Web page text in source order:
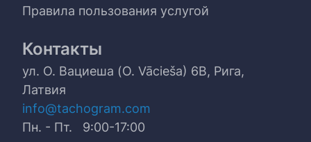
Правила пользования услугой
Контакты
ул. О. Вациеша (O. Vācieša) 6B, Рига,
Латвия
info@tachogram.com
Пн. - Пт. 9:00-17:00